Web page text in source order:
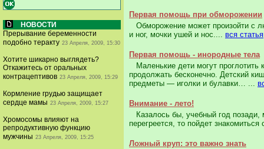
НОВОСТИ
Прерывание беременности
подобно теракту 23 Апреля, 2009, 15:30
Хотите шикарно выглядеть?
Откажитесь от оральных
контрацептивов 23 Апреля, 2009, 15:29
Кормление грудью защищает
сердце мамы 23 Апреля, 2009, 15:27
Хромосомы влияют на
репродуктивную функцию
мужчины 23 Апреля, 2009, 15:25
Первая помощь при обморожении
Обморожение может произойти с
и ног, мочки ушей и нос.... вся статья
Первая помощь - инородные тела
Маленькие дети могут проглотить
продолжать бес­конечно. Детский
предметы — игол­ки и булавки… ...
Внимание - лето!
Казалось бы, учебный год позади,
перегреется, то пойдет
Ложный круп: это важно знать